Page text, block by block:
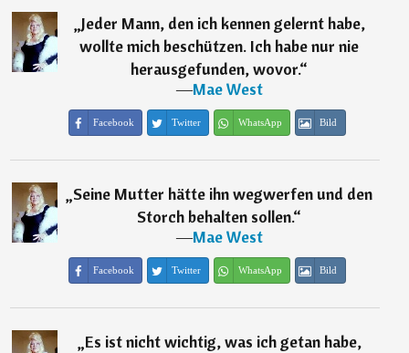
„Jeder Mann, den ich kennen gelernt habe,
wollte mich beschützen. Ich habe nur nie
herausgefunden, wovor.“
―Mae West
Facebook Twitter WhatsApp Bild
„Seine Mutter hätte ihn wegwerfen und den
Storch behalten sollen.“
―Mae West
Facebook Twitter WhatsApp Bild
„Es ist nicht wichtig, was ich getan habe,